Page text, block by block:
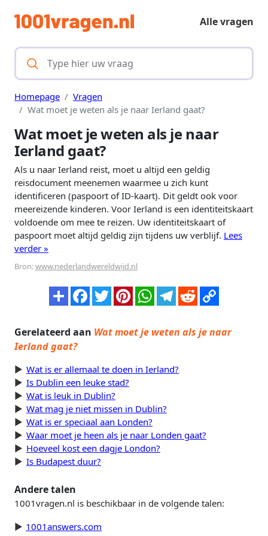
Alle vragen
Homepage
Vragen
Wat moet je weten als je naar Ierland gaat?
Wat moet je weten als je naar
Ierland gaat?
Als u naar Ierland reist, moet u altijd een geldig
reisdocument meenemen waarmee u zich kunt
identificeren (paspoort of ID-kaart). Dit geldt ook voor
meereizende kinderen. Voor Ierland is een identiteitskaart
voldoende om mee te reizen. Uw identiteitskaart of
paspoort moet altijd geldig zijn tijdens uw verblijf. Lees
verder »
Bron:www.nederlandwereldwijd.nl
Gerelateerd aan Wat moet je weten als je naar
Ierland gaat?
Wat is er allemaal te doen in Ierland?
Is Dublin een leuke stad?
Wat is leuk in Dublin?
Wat mag je niet missen in Dublin?
Wat is er speciaal aan Londen?
Waar moet je heen als je naar Londen gaat?
Hoeveel kost een dagje London?
Is Budapest duur?
Andere talen
1001vragen.nl is beschikbaar in de volgende talen:
1001answers.com